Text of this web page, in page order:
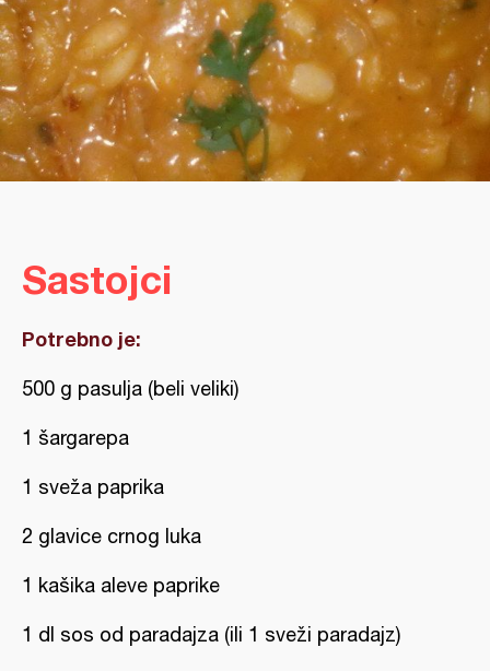
Sastojci
Potrebno je:
500 g pasulja (beli veliki)
1 šargarepa
1 sveža paprika
2 glavice crnog luka
1 kašika aleve paprike
1 dl sos od paradajza (ili 1 sveži paradajz)